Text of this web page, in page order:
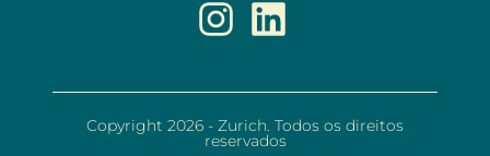
Copyright 2026 - Zurich. Todos os direitos
reservados